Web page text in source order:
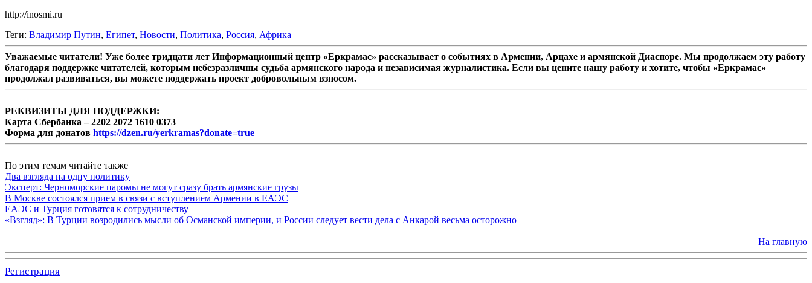
http://inosmi.ru
Теги: Владимир Путин, Египет, Новости, Политика, Россия, Африка
Уважаемые читатели! Уже более тридцати лет Информационный центр «Еркрамас» рассказывает о событиях в Армении, Арцахе и армянской Диаспоре. Мы продолжаем эту работу
благодаря поддержке читателей, которым небезразличны судьба армянского народа и независимая журналистика. Если вы цените нашу работу и хотите, чтобы «Еркрамас»
продолжал развиваться, вы можете поддержать проект добровольным взносом.
РЕКВИЗИТЫ ДЛЯ ПОДДЕРЖКИ:
Карта Сбербанка – 2202 2072 1610 0373
Форма для донатов https://dzen.ru/yerkramas?donate=true
По этим темам читайте также
Два взгляда на одну политику
Эксперт: Черноморские паромы не могут сразу брать армянские грузы
В Москве состоялся прием в связи с вступлением Армении в ЕАЭС
ЕАЭС и Турция готовятся к сотрудничеству
«Взгляд»: В Турции возродились мысли об Османской империи, и России следует вести дела с Анкарой весьма осторожно
На главную
Регистрация